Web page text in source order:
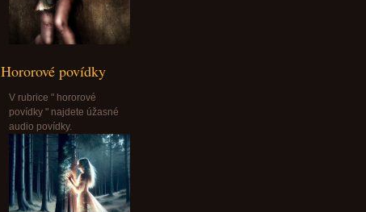
Hororové povídky
V rubrice " hororové
povídky " najdete úžasné
audio povídky.